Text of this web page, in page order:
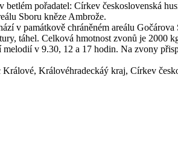
betlém pořadatel: Církev československá
Sboru kněze Ambrože.
v památkově chráněném areálu
táhel. Celková hmotnost zvonů je 2000
melodií v 9.30, 12 a 17 hodin. Na zvony
Královéhradeckáý kraj, Církev